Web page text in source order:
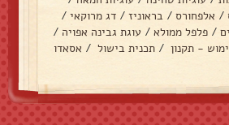
/ אלפחורס / בראוניז / דג מרוקאי /
/ פלפל ממולא / עוגת גבינה אפויה /
- תקנון / תכנית בישול / אסאדו